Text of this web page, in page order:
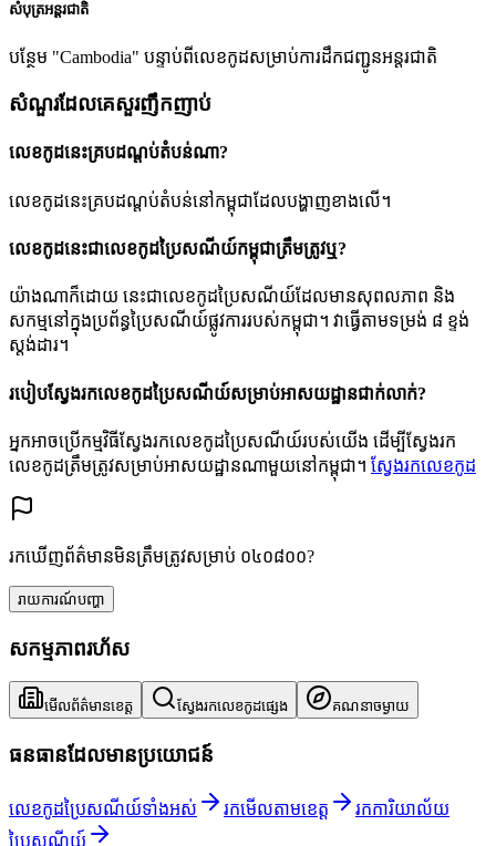
សំបុត្រអន្តរជាតិ
បន្ថែម "Cambodia" បន្ទាប់ពីលេខកូដសម្រាប់ការដឹកជញ្ជូនអន្តរជាតិ
សំណួរដែលគេសួរញឹកញាប់
លេខកូដនេះគ្របដណ្តប់តំបន់ណា?
លេខកូដនេះគ្របដណ្តប់តំបន់នៅកម្ពុជាដែលបង្ហាញខាងលើ។
លេខកូដនេះជាលេខកូដប្រៃសណីយ៍កម្ពុជាត្រឹមត្រូវឬ?
យ៉ាងណាក៏ដោយ នេះជាលេខកូដប្រៃសណីយ៍ដែលមានសុពលភាព និង
សកម្មនៅក្នុងប្រព័ន្ធប្រៃសណីយ៍ផ្លូវការរបស់កម្ពុជា។ វាធ្វើតាមទម្រង់ ៨ ខ្ទង់
ស្តង់ដារ។
របៀបស្វែងរកលេខកូដប្រៃសណីយ៍សម្រាប់អាសយដ្ឋានជាក់លាក់?
អ្នកអាចប្រើកម្មវិធីស្វែងរកលេខកូដប្រៃសណីយ៍របស់យើង ដើម្បីស្វែងរក
លេខកូដត្រឹមត្រូវសម្រាប់អាសយដ្ឋានណាមួយនៅកម្ពុជា។ ស្វែងរកលេខកូដ
រកឃើញព័ត៌មានមិនត្រឹមត្រូវសម្រាប់ ០៤០៨០០?
រាយការណ៍បញ្ហា
សកម្មភាពរហ័ស
មើលព័ត៌មានខេត្ត ស្វែងរកលេខកូដផ្សេង គណនាចម្ងាយ
ធនធានដែលមានប្រយោជន៍
លេខកូដប្រៃសណីយ៍ទាំងអស់ រកមើលតាមខេត្ត
រកការិយាល័យ
ប្រៃសណីយ៍